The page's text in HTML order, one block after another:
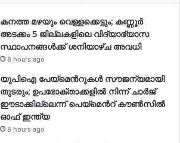
കനത്ത മഴയും വെള്ളക്കെട്ടും; കണ്ണൂർ
അടക്കം 5 ജില്ലകളിലെ വിദ്യാഭ്യാസ
സ്ഥാപനങ്ങള്‍ക്ക് ശനിയാഴ്ച അവധി
8 hours ago
യുപിഐ പേയ്മെന്‍റുകൾ സൗജന്യമായി
തുടരും; ഉപഭോക്താക്കളിൽ നിന്ന് ചാർജ്
ഈടാക്കില്ലെന്ന് പെയ്മെന്‍റ് കൗൺസിൽ
ഓഫ് ഇന്ത്യ
8 hours ago